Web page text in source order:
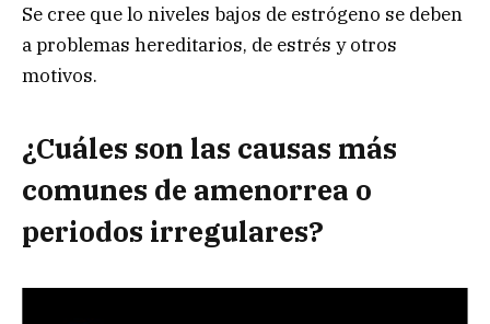
Se cree que lo niveles bajos de estrógeno se deben
a problemas hereditarios, de estrés y otros
motivos.
¿Cuáles son las causas más
comunes de amenorrea o
periodos irregulares?